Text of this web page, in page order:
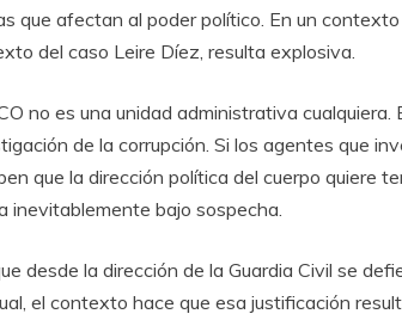
que afectan al poder político. En un
del caso Leire Díez, resulta explosiva.
no es una unidad administrativa
de la corrupción. Si los agentes que
que la dirección política del cuerpo quiere
inevitablemente bajo sospecha.
desde la dirección de la Guardia Civil se
el contexto hace que esa justificación